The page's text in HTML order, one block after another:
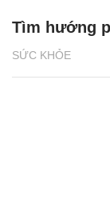
SỨC KHỎE
Tìm hướng